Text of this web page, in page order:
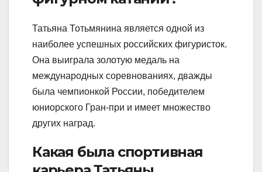
Татьяна Тотьмянина является одной из
наиболее успешных российских фигуристок.
Она выиграла золотую медаль на
международных соревнованиях, дважды
была чемпионкой России, победителем
юниорского Гран-при и имеет множество
других наград.
Какая была спортивная